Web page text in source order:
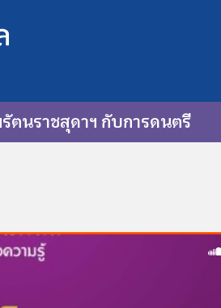
ตนราชสุดาฯ กับการดนตรี